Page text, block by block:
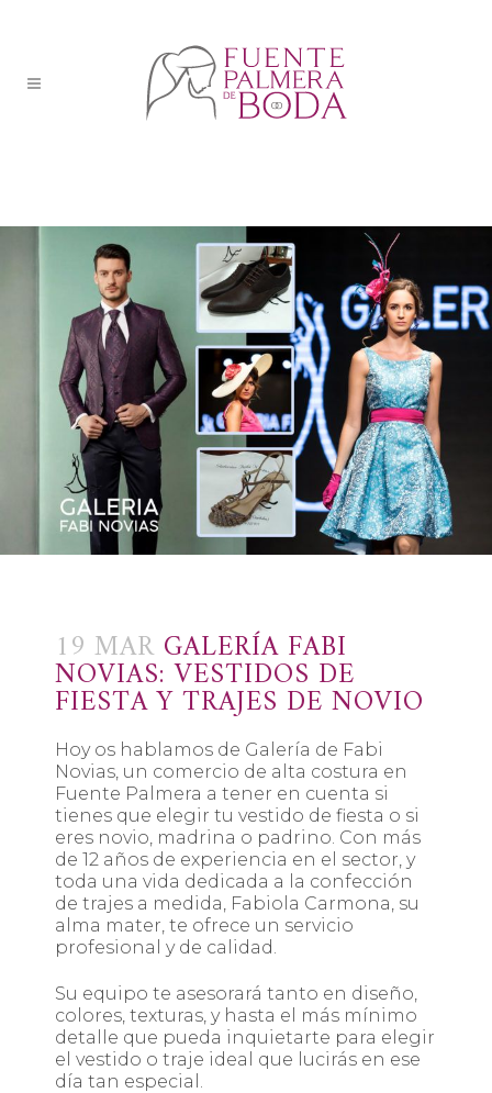
19 MAR GALERÍA FABI
NOVIAS: VESTIDOS DE
FIESTA Y TRAJES DE NOVIO
Hoy os hablamos de Galería de Fabi
Novias, un comercio de alta costura en
Fuente Palmera a tener en cuenta si
tienes que elegir tu vestido de fiesta o si
eres novio, madrina o padrino. Con más
de 12 años de experiencia en el sector, y
toda una vida dedicada a la confección
de trajes a medida, Fabiola Carmona, su
alma mater, te ofrece un servicio
profesional y de calidad.
Su equipo te asesorará tanto en diseño,
colores, texturas, y hasta el más mínimo
detalle que pueda inquietarte para elegir
el vestido o traje ideal que lucirás en ese
día tan especial.